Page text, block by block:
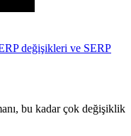
değişikleri ve SERP
bu kadar çok değişiklik